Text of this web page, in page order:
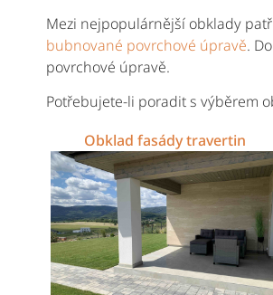
Mezi nejpopulárnější obklady
bubnované povrchové úpravě.
povrchové úpravě.
Potřebujete-li poradit s výběrem
Obklad fasády travertin